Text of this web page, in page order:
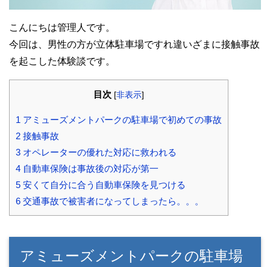
こんにちは管理人です。
今回は、男性の方が立体駐車場ですれ違いざまに接触事故
を起こした体験談です。
目次 [非表示]
1 アミューズメントパークの駐車場で初めての事故
2 接触事故
3 オペレーターの優れた対応に救われる
4 自動車保険は事故後の対応が第一
5 安くて自分に合う自動車保険を見つける
6 交通事故で被害者になってしまったら。。。
アミューズメントパークの駐車場